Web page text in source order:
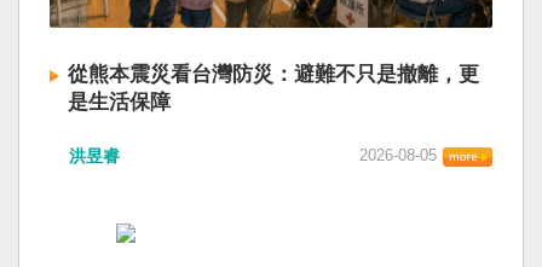
從熊本震災看台灣防災：避難不只是撤離，更
是生活保障
洪昱睿 2026-08-05